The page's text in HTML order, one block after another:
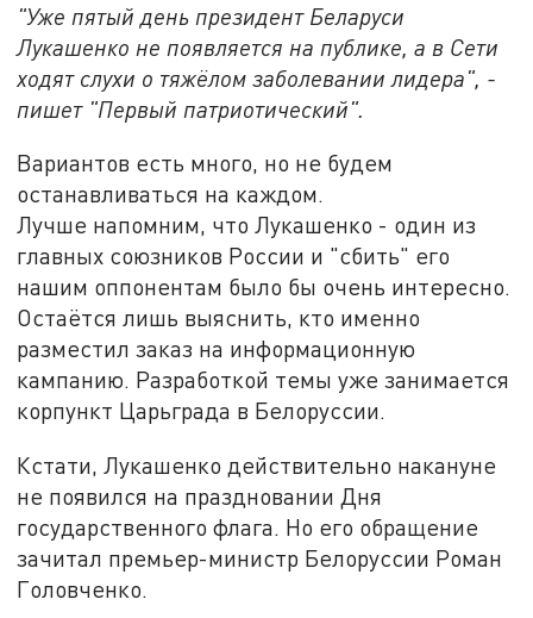
"Уже пятый день президент Беларуси
Лукашенко не появляется на публике, а в Сети
ходят слухи о тяжёлом заболевании лидера", -
пишет "Первый патриотический".
Вариантов есть много, но не будем
останавливаться на каждом.
Лучше напомним, что Лукашенко - один из
главных союзников России и "сбить" его
нашим оппонентам было бы очень интересно.
Остаётся лишь выяснить, кто именно
разместил заказ на информационную
кампанию. Разработкой темы уже занимается
корпункт Царьграда в Белоруссии.
Кстати, Лукашенко действительно накануне
не появился на праздновании Дня
государственного флага. Но его обращение
зачитал премьер-министр Белоруссии Роман
Головченко.